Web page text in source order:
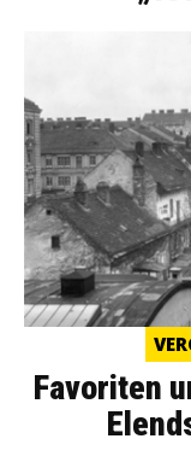
Favoriten